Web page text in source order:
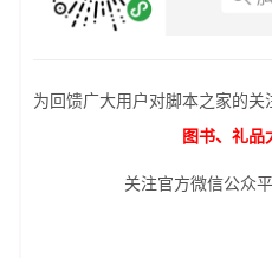
为回馈广大用户对脚本之家的
图书、礼品
关注官方微信公众